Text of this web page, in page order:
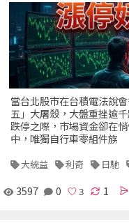
當台北股市在台積電法說
五」大屠殺，大盤重挫逾
跌停之際，市場資金卻在
中，唯獨自行車零組件族
大統益 利奇 日馳
3597 0 1